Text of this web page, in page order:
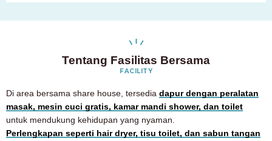
Tentang Fasilitas Bersama
FACILITY
Di area bersama share house, tersedia dapur dengan peralatan
masak, mesin cuci gratis, kamar mandi shower, dan toilet
untuk mendukung kehidupan yang nyaman.
Perlengkapan seperti hair dryer, tisu toilet, dan sabun tangan